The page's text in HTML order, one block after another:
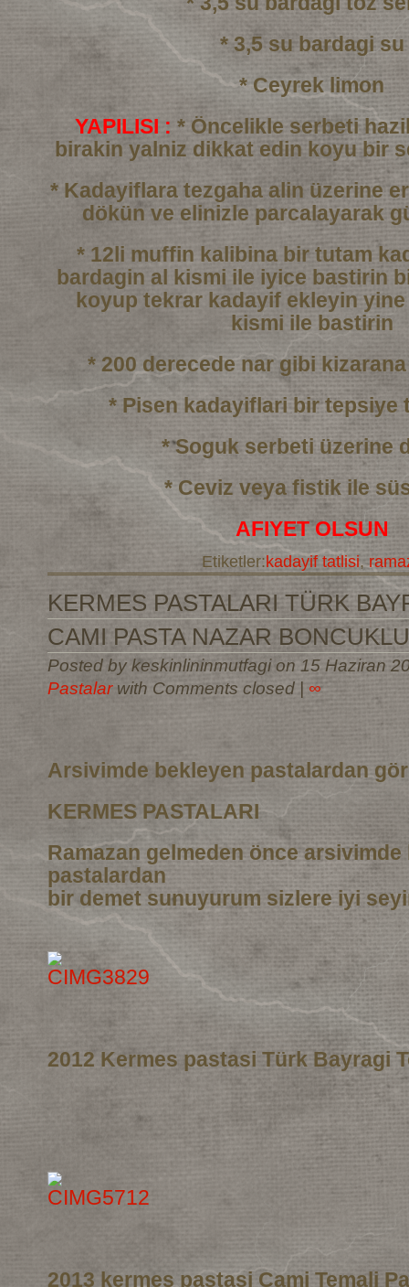
* 3,5 su bardagi su
* Ceyrek limon
YAPILISI : * Öncelikle serbeti
birakin yalniz dikkat edin koyu bir
* Kadayiflara tezgaha alin üzerine
dökün ve elinizle parcalayarak
* 12li muffin kalibina bir tutam
bardagin al kismi ile iyice bastirin
koyup tekrar kadayif ekleyin
kismi ile bastirin
* 200 derecede nar gibi
* Pisen kadayiflari bir tepsiye
* Soguk serbeti üzerine
* Ceviz veya fistik ile
AFIYET OLSUN
Etiketler:kadayif tatlisi,
KERMES PASTALARI TÜRK
CAMI PASTA NAZAR
Posted by keskinlininmutfagi on 15 Haziran
Pastalar with Comments closed| ∞
Arsivimde bekleyen pastalardan
KERMES PASTALARI
Ramazan gelmeden önce arsivimde
pastalardan
bir demet sunuyurum sizlere iyi
2012 Kermes pastasi Türk Bayragi
2013 kermes pastasi Cami Temali